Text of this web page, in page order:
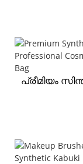
പ്രീമിയം